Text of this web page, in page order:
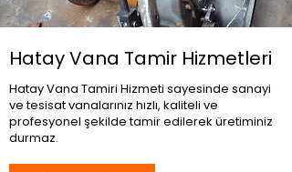
Hatay Vana Tamir Hizmetleri
Hatay Vana Tamiri Hizmeti sayesinde sanayi
ve tesisat vanalarınız hızlı, kaliteli ve
profesyonel şekilde tamir edilerek üretiminiz
durmaz.